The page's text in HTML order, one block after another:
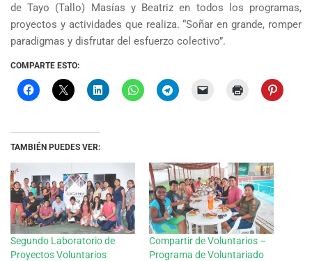
de Tayo (Tallo) Masías y Beatriz en todos los programas,
proyectos y actividades que realiza. “Soñar en grande, romper
paradigmas y disfrutar del esfuerzo colectivo”.
COMPARTE ESTO:
TAMBIÉN PUEDES VER:
Segundo Laboratorio de
Proyectos Voluntarios
Compartir de Voluntarios –
Programa de Voluntariado